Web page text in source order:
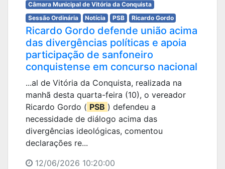
Câmara Municipal de Vitória da Conquista
Sessão Ordinária
Notícia PSB Ricardo Gordo
Ricardo Gordo defende união acima
das divergências políticas e apoia
participação de sanfoneiro
conquistense em concurso nacional
...al de Vitória da Conquista, realizada na
manhã desta quarta-feira (10), o vereador
Ricardo Gordo ( PSB ) defendeu a
necessidade de diálogo acima das
divergências ideológicas, comentou
declarações re...
12/06/2026 10:20:00